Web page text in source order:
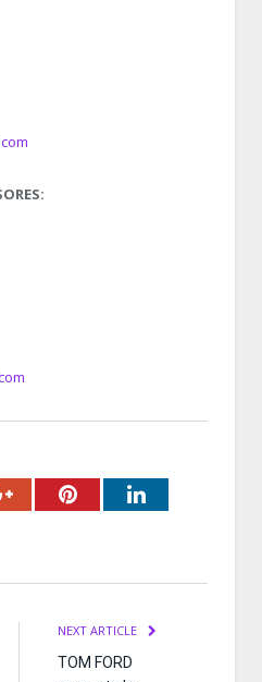
Google+PinterestLinkedIn
NEXT ARTICLE
TOM FORD